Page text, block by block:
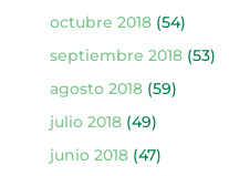
octubre 2018(54)
septiembre 2018(53)
agosto 2018(59)
julio 2018(49)
junio 2018(47)